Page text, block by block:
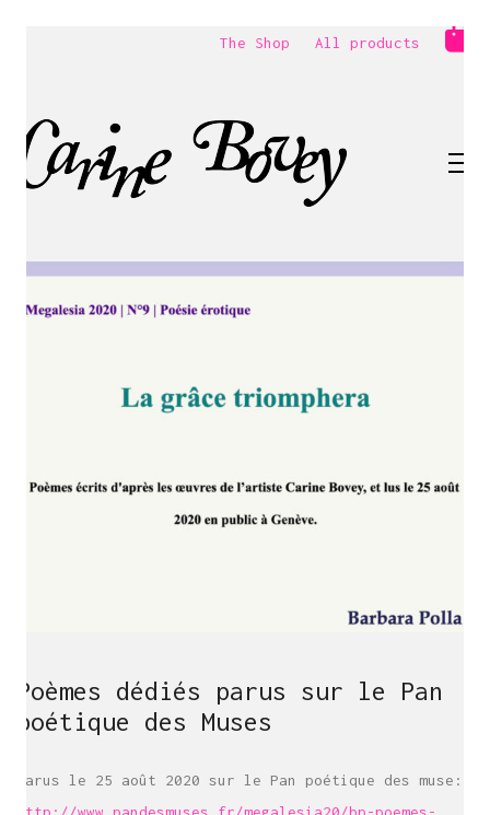
The Shop All products
Poèmes dédiés parus sur le Pan
poétique des Muses
Parus le 25 août 2020 sur le Pan poétique des muse: